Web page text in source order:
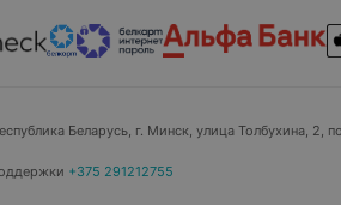
Беларусь, г. Минск, улица Толбухина, 2,
+375 291212755